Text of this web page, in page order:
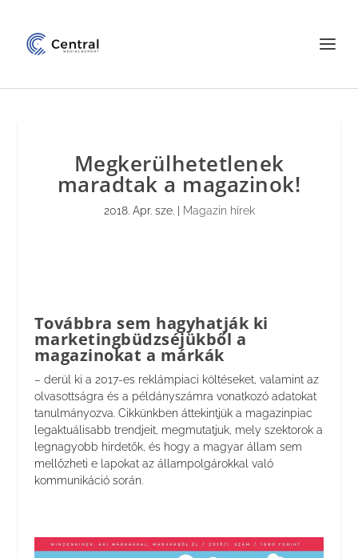
Megkerülhetetlenek
maradtak a magazinok!
2018. Apr. sze.| Magazin hírek
Továbbra sem hagyhatják ki
marketingbüdzséjükből a
magazinokat a márkák
– derül ki a 2017-es reklámpiaci költéseket, valamint az
olvasottságra és a példányszámra vonatkozó adatokat
tanulmányozva. Cikkünkben áttekintjük a magazinpiac
legaktuálisabb trendjeit, megmutatjuk, mely szektorok a
legnagyobb hirdetők, és hogy a magyar állam sem
mellőzheti e lapokat az állampolgárokkal való
kommunikáció során.